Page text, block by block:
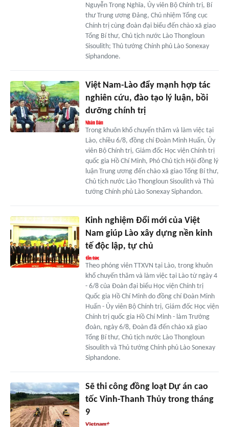
Nguyễn Trọng Nghĩa, Ủy viên Bộ Chính trị, Bí
thư Trung ương Đảng, Chủ nhiệm Tổng cục
Chính trị cùng đoàn đại biểu đến chào xã giao
Tổng Bí thư, Chủ tịch nước Lào Thongloun
Sisoulith; Thủ tướng Chính phủ Lào Sonexay
Siphandone.
Việt Nam-Lào đẩy mạnh hợp tác
nghiên cứu, đào tạo lý luận, bồi
dưỡng chính trị
Trong khuôn khổ chuyến thăm và làm việc tại
Lào, chiều 6/8, đồng chí Đoàn Minh Huấn, Ủy
viên Bộ Chính trị, Giám đốc Học viện Chính trị
quốc gia Hồ Chí Minh, Phó Chủ tịch Hội đồng lý
luận Trung ương đến chào xã giao Tổng Bí thư,
Chủ tịch nước Lào Thongloun Sisoulith và Thủ
tướng Chính phủ Lào Sonexay Siphandon.
Kinh nghiệm Đổi mới của Việt
Nam giúp Lào xây dựng nền kinh
tế độc lập, tự chủ
Theo phóng viên TTXVN tại Lào, trong khuôn
khổ chuyến thăm và làm việc tại Lào từ ngày 4
- 6/8 của Đoàn đại biểu Học viện Chính trị
Quốc gia Hồ Chí Minh do đồng chí Đoàn Minh
Huấn - Ủy viên Bộ Chính trị, Giám đốc Học viện
Chính trị quốc gia Hồ Chí Minh - làm Trưởng
đoàn, ngày 6/8, Đoàn đã đến chào xã giao
Tổng Bí thư, Chủ tịch nước Lào Thongloun
Sisoulith và Thủ tướng Chính phủ Lào Sonexay
Siphandone.
Sẽ thi công đồng loạt Dự án cao
tốc Vinh-Thanh Thủy trong tháng
9